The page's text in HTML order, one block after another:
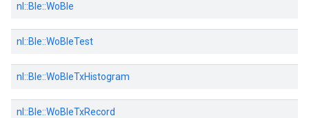
nl::Ble::WoBle
nl::Ble::WoBleTest
nl::Ble::WoBleTxHistogram
nl::Ble::WoBleTxRecord